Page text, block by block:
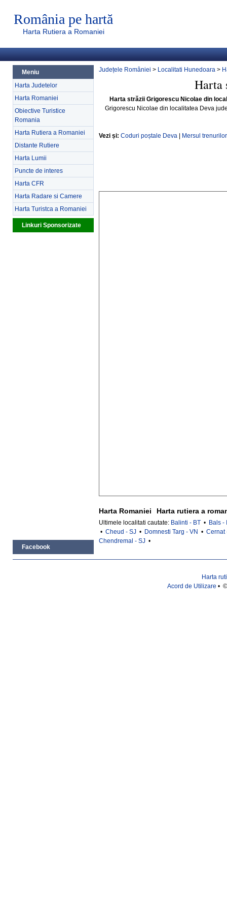
România pe hartă
Harta Rutiera a Romaniei
Meniu
Harta Judetelor
Harta Romaniei
Obiective Turistice
Romania
Harta Rutiera a Romaniei
Distante Rutiere
Harta Lumii
Puncte de interes
Harta CFR
Harta Radare si Camere
Harta Turistca a Romaniei
Linkuri Sponsorizate
Facebook
Județele României > Localitati Hunedoara >
Harta
Harta străzii Grigorescu Nicolae din
Grigorescu Nicolae din localitatea Deva
Vezi și: Coduri poștale Deva Mersul
Harta Romaniei Harta rutiera a
Ultimele localitati cautate: Balinti - BT • Bals -
• Cheud - SJ • Domnesti Targ - VN • Cernat
Chendremal - SJ •
Harta
Acord de Utilizare •